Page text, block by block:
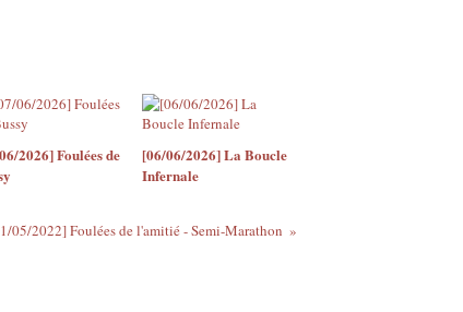
2026] Foulées de
[06/06/2026] La Boucle
Infernale
05/2022] Foulées de l'amitié - Semi-Marathon